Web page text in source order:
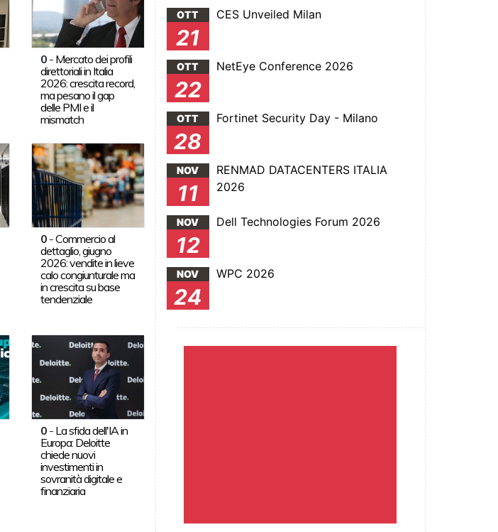
0 - Mercato dei profili
direttoriali in Italia
2026: crescita record,
ma pesano il gap
delle PMI e il
mismatch
0 -Commercio al
dettaglio, giugno
2026: vendite in lieve
calo congiunturale ma
in crescita su base
tendenziale
0 - La sfida dell'IA in
Europa: Deloitte
chiede nuovi
investimenti in
sovranità digitale e
finanziaria
OTT
21
CES Unveiled Milan
OTT
22
NetEye Conference 2026
OTT
28
Fortinet Security Day - Milano
NOV
11
RENMAD DATACENTERS ITALIA
2026
NOV
12
Dell Technologies Forum 2026
NOV
24
WPC 2026